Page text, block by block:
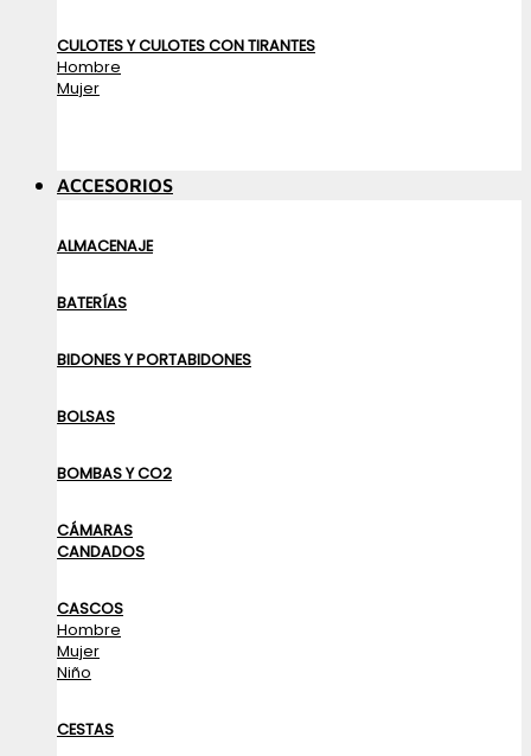
CULOTES Y CULOTES CON TIRANTES
Hombre
Mujer
ACCESORIOS
ALMACENAJE
BATERÍAS
BIDONES Y PORTABIDONES
BOLSAS
BOMBAS Y CO2
CÁMARAS
CANDADOS
CASCOS
Hombre
Mujer
Niño
CESTAS